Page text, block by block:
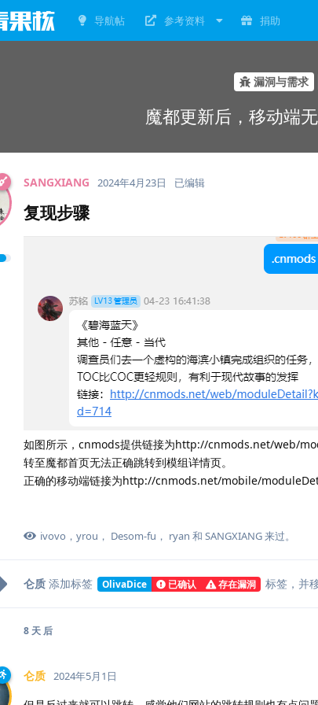
导航帖 参考资料 捐助
漏洞与需求
魔都更新后，移动端
SANGXIANG 2024年4月23日 已编辑
复现步骤
如图所示，cnmods提供链接为http://cnmods.net/web/
转至魔都首页无法正确跳转到模组详情页。
正确的移动端链接为http://cnmods.net/mobile/
ivovo ， yrou ， Desom-fu ， ryan 和 SANGXIANG来过。
仑质 添加标签 OlivaDice 已确认 存在漏洞 标签，并
8 天 后
仑质 2024年5月1日